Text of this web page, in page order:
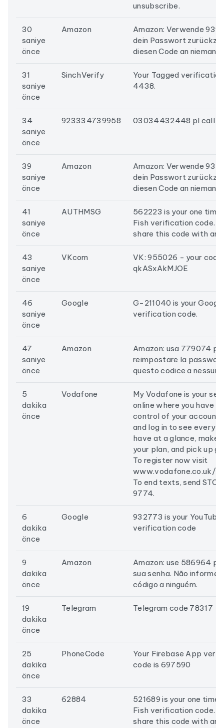
unsubscribe.
30
saniye
önce
Amazon
Amazon: Verwende
dein Passwort
diesen Code an
31
saniye
önce
SinchVerify
Your Tagged
4438.
34
saniye
önce
923334739958 03034432448 pl call
39
saniye
önce
Amazon
Amazon: Verwende
dein Passwort
diesen Code an
41
saniye
önce
AUTHMSG
562223 is your one
Fish verification code.
share this code with
43
saniye
önce
VKcom
VK: 955026 - your code
qkASxAkMJOE
46
saniye
önce
Google
G-211040 is your
verification code.
47
saniye
önce
Amazon
Amazon: usa 779074
reimpostare la
questo codice a
5
dakika
önce
Vodafone
My Vodafone is your
online where you have
control of your account.
and log in to see
have at a glance, make
your plan, and pick up
To register now visit
www.vodafone.co.uk/
To end texts, send
9774.
6
dakika
önce
Google
932773 is your YouTube
verification code
9
dakika
önce
Amazon
Amazon: use 586964
sua senha. Não informe
código a ninguém.
19
dakika
önce
Telegram Telegram code 78317
25
dakika
önce
PhoneCode
Your Firebase App
code is 697590
33
dakika
önce
62884
521689 is your one time
Fish verification code.
share this code with